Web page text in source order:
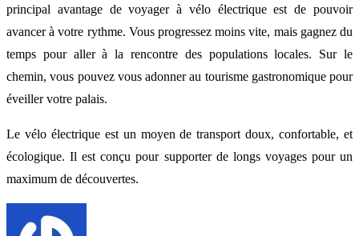
principal avantage de voyager à vélo électrique est de pouvoir
avancer à votre rythme. Vous progressez moins vite, mais gagnez du
temps pour aller à la rencontre des populations locales. Sur le
chemin, vous pouvez vous adonner au tourisme gastronomique pour
éveiller votre palais.
Le vélo électrique est un moyen de transport doux, confortable, et
écologique. Il est conçu pour supporter de longs voyages pour un
maximum de découvertes.